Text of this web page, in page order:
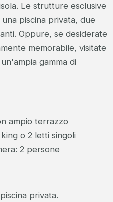
Le strutture esclusive
piscina privata, due
Oppure, se desiderate
memorabile, visitate
gamma di
ampio terrazzo
o 2 letti singoli
2 persone
privata.